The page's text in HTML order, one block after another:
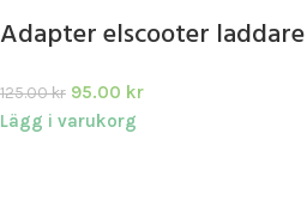
Adapter elscooter laddare
125.00kr 95.00 kr
Lägg i varukorg